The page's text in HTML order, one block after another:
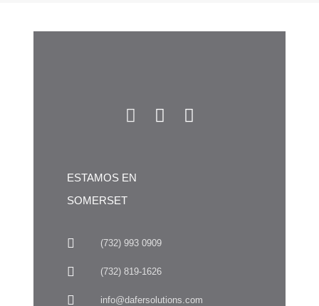
ESTAMOS EN
SOMERSET
(732) 993 0909
(732) 819-1626
info@dafersolutions.com